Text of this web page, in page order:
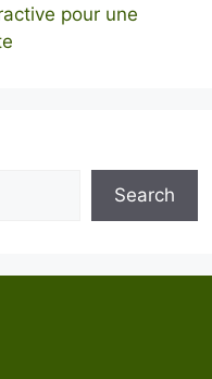
pour une
Search